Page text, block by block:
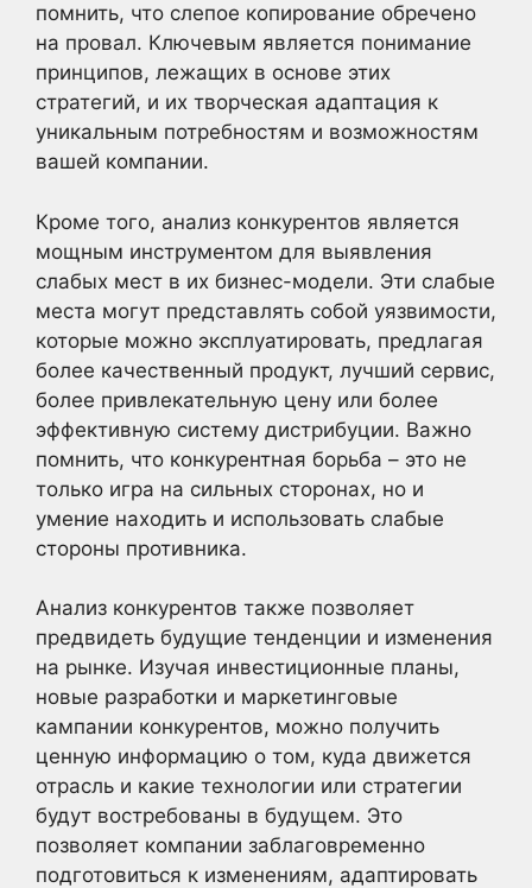
помнить, что слепое копирование обречено
на провал. Ключевым является понимание
принципов, лежащих в основе этих
стратегий, и их творческая адаптация к
уникальным потребностям и возможностям
вашей компании.
Кроме того, анализ конкурентов является
мощным инструментом для выявления
слабых мест в их бизнес-модели. Эти слабые
места могут представлять собой уязвимости,
которые можно эксплуатировать, предлагая
более качественный продукт, лучший сервис,
более привлекательную цену или более
эффективную систему дистрибуции. Важно
помнить, что конкурентная борьба – это не
только игра на сильных сторонах, но и
умение находить и использовать слабые
стороны противника.
Анализ конкурентов также позволяет
предвидеть будущие тенденции и изменения
на рынке. Изучая инвестиционные планы,
новые разработки и маркетинговые
кампании конкурентов, можно получить
ценную информацию о том, куда движется
отрасль и какие технологии или стратегии
будут востребованы в будущем. Это
позволяет компании заблаговременно
подготовиться к изменениям, адаптировать